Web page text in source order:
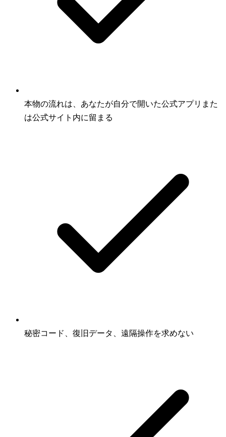
本物の流れは、あなたが自分で開いた公式アプリまた
は公式サイト内に留まる
秘密コード、復旧データ、遠隔操作を求めない